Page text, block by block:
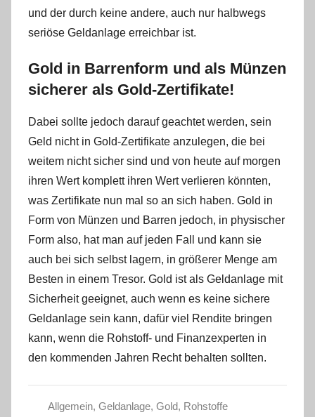
und der durch keine andere, auch nur halbwegs
seriöse Geldanlage erreichbar ist.
Gold in Barrenform und als Münzen
sicherer als Gold-Zertifikate!
Dabei sollte jedoch darauf geachtet werden, sein
Geld nicht in Gold-Zertifikate anzulegen, die bei
weitem nicht sicher sind und von heute auf morgen
ihren Wert komplett ihren Wert verlieren könnten,
was Zertifikate nun mal so an sich haben. Gold in
Form von Münzen und Barren jedoch, in physischer
Form also, hat man auf jeden Fall und kann sie
auch bei sich selbst lagern, in größerer Menge am
Besten in einem Tresor. Gold ist als Geldanlage mit
Sicherheit geeignet, auch wenn es keine sichere
Geldanlage sein kann, dafür viel Rendite bringen
kann, wenn die Rohstoff- und Finanzexperten in
den kommenden Jahren Recht behalten sollten.
Allgemein, Geldanlage, Gold, Rohstoffe